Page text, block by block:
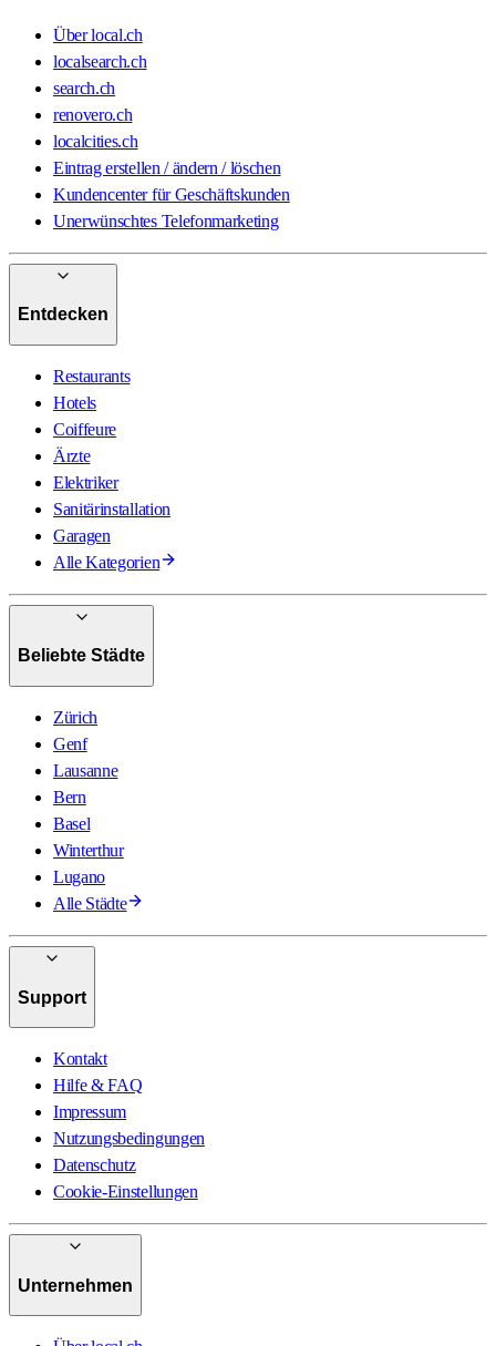
Über local.ch
localsearch.ch
search.ch
renovero.ch
localcities.ch
Eintrag erstellen / ändern / löschen
Kundencenter für Geschäftskunden
Unerwünschtes Telefonmarketing
Entdecken
Restaurants
Hotels
Coiffeure
Ärzte
Elektriker
Sanitärinstallation
Garagen
Alle Kategorien
Beliebte Städte
Zürich
Genf
Lausanne
Bern
Basel
Winterthur
Lugano
Alle Städte
Support
Kontakt
Hilfe & FAQ
Impressum
Nutzungsbedingungen
Datenschutz
Cookie-Einstellungen
Unternehmen